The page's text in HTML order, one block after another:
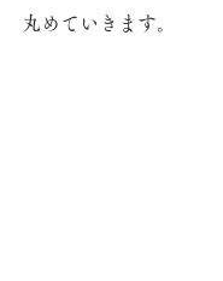
丸めていきます。